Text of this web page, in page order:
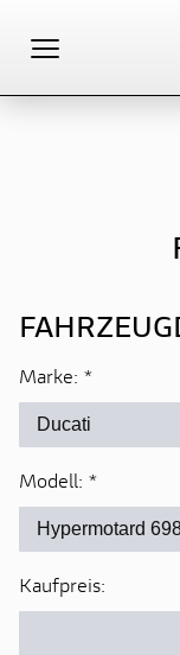
Marke: *
Modell: *
Kaufpreis: